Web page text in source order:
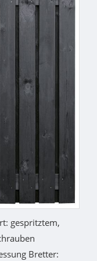
gespritztem,
Bretter: